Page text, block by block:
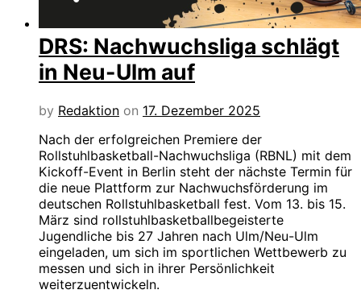
DRS: Nachwuchsliga schlägt
in Neu-Ulm auf
by Redaktion on 17. Dezember 2025
Nach der erfolgreichen Premiere der
Rollstuhlbasketball-Nachwuchsliga (RBNL) mit dem
Kickoff-Event in Berlin steht der nächste Termin für
die neue Plattform zur Nachwuchsförderung im
deutschen Rollstuhlbasketball fest. Vom 13. bis 15.
März sind rollstuhlbasketballbegeisterte
Jugendliche bis 27 Jahren nach Ulm/Neu-Ulm
eingeladen, um sich im sportlichen Wettbewerb zu
messen und sich in ihrer Persönlichkeit
weiterzuentwickeln.